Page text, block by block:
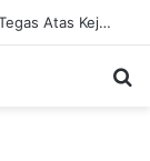
Penangkapan Bandit Curanmor: Tindakan Tegas Atas Kejahatan Sepeda Motor